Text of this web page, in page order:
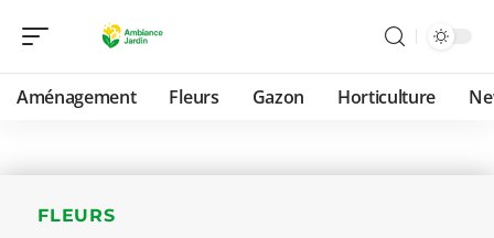
Aménagement Fleurs Gazon Horticulture
FLEURS